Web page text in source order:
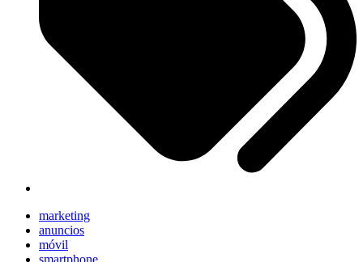
marketing
anuncios
móvil
smartphone